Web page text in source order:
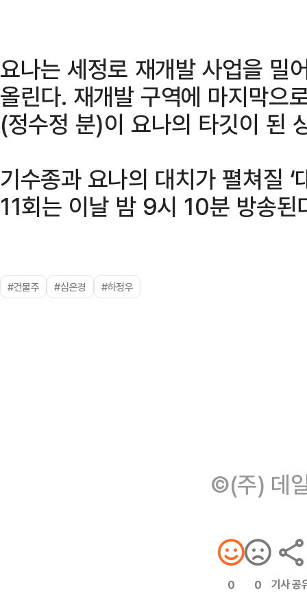
요나는 세정로 재개발 사업을 밀
올린다. 재개발 구역에 마지막으
(정수정 분)이 요나의 타깃이 된
기수종과 요나의 대치가 펼쳐질
11회는 이날 밤 9시 10분 방송된
#건물주 #심은경 #하정우
©(주) 데
0 0 기사 공